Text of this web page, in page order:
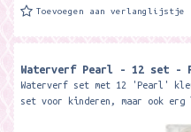
Toevoegen aan verlanglijstje
Waterverf Pearl - 12 set -
Waterverf set met 12 'Pearl'
set voor kinderen, maar ook